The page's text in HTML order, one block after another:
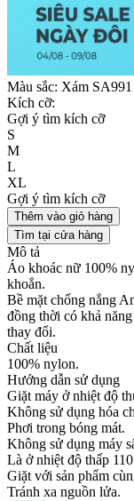
Màu sắc: Xám SA991
Kích cỡ:
Gợi ý tìm kích cỡ
S
M
L
XL
Gợi ý tìm kích cỡ
Thêm vào giỏ hàng
Tìm tại cửa hàng
Mô tả
Áo khoác nữ 100%
khoắn.
Bề mặt chống nắng
đồng thời có khả
thay đổi.
Chất liệu
100% nylon.
Hướng dẫn sử dụng
Giặt máy ở nhiệt độ
Không sử dụng hóa
Phơi trong bóng mát.
Không sử dụng máy
Là ở nhiệt độ thấp
Giặt với sản phẩm
Tránh xa nguồn lửa.